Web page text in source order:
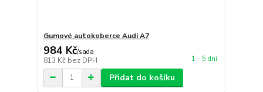
Gumové autokoberce Audi A7
984 Kč/sada
813 Kč bez DPH 1 - 5 dní
Přidat do košíku